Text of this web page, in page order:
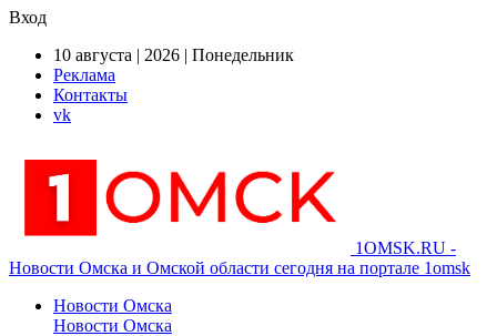
Вход
10 августа | 2026 | Понедельник
Реклама
Контакты
vk
1OMSK.RU -
Новости Омска и Омской области сегодня на портале 1omsk
Новости Омска
Новости Омска